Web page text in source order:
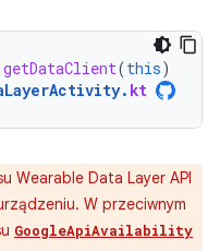
getDataClient(this)
. kt
Wearable Data Layer API
W przeciwnym
GoogleApiAvailability